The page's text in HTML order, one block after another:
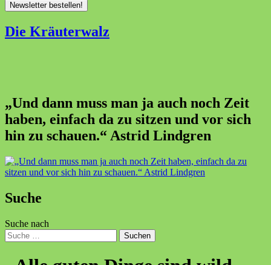
Die Kräuterwalz
„Und dann muss man ja auch noch Zeit
haben, einfach da zu sitzen und vor sich
hin zu schauen.“ Astrid Lindgren
Suche
Suche nach
Suchen